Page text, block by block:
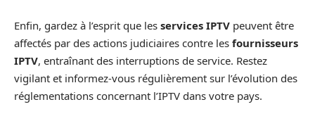
Enfin, gardez à l’esprit que les services IPTV peuvent être
affectés par des actions judiciaires contre les fournisseurs
IPTV, entraînant des interruptions de service. Restez
vigilant et informez-vous régulièrement sur l’évolution des
réglementations concernant l’IPTV dans votre pays.